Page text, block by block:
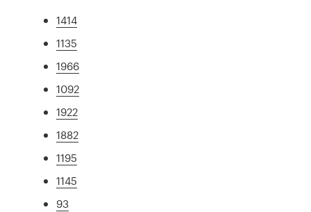
1414
1135
1966
1092
1922
1882
1195
1145
93